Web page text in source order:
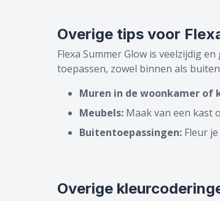
Overige tips voor
Flexa Summer Glow is veelzijdig
toepassen, zowel binnen als
Muren in de woonkamer of
Meubels:Maak van een kast
Buitentoepassingen:Fleur je
Overige